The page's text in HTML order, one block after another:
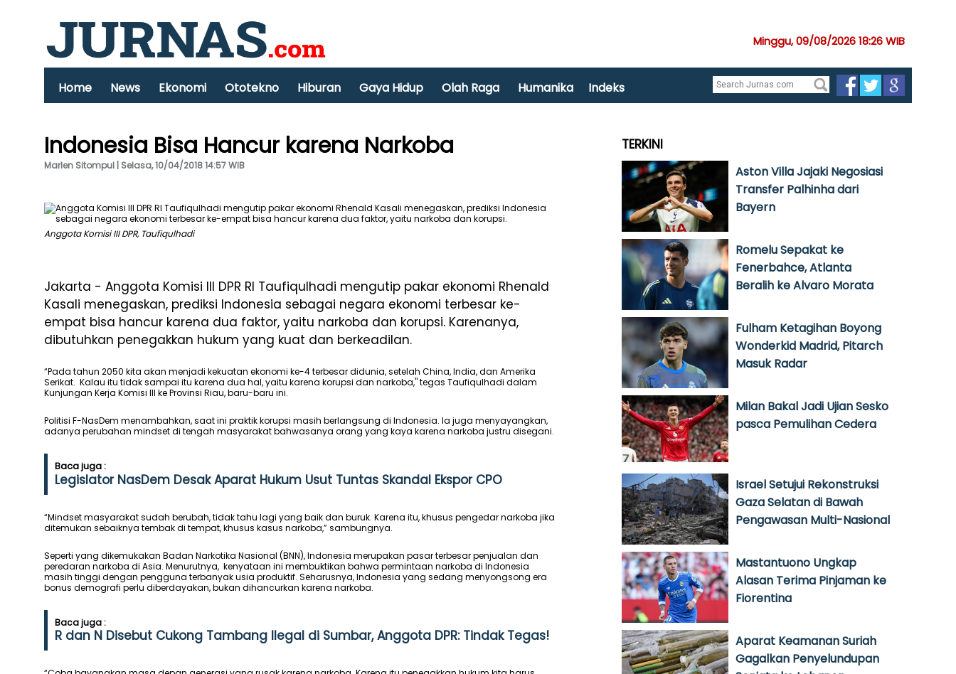
Minggu, 09/08/2026 18:26 WIB
Home News Ekonomi Ototekno Hiburan Gaya Hidup Olah Raga Humanika Indeks
Indonesia Bisa Hancur karena Narkoba
Marlen Sitompul | Selasa, 10/04/2018 14:57 WIB
Anggota Komisi III DPR, Taufiqulhadi
Jakarta - Anggota Komisi III DPR RI Taufiqulhadi mengutip pakar ekonomi Rhenald
Kasali menegaskan, prediksi Indonesia sebagai negara ekonomi terbesar ke-
empat bisa hancur karena dua faktor, yaitu narkoba dan korupsi. Karenanya,
dibutuhkan penegakkan hukum yang kuat dan berkeadilan.
“Pada tahun 2050 kita akan menjadi kekuatan ekonomi ke-4 terbesar didunia, setelah China, India, dan Amerika
Serikat. Kalau itu tidak sampai itu karena dua hal, yaitu karena korupsi dan narkoba," tegas Taufiqulhadi dalam
Kunjungan Kerja Komisi III ke Provinsi Riau, baru-baru ini.
Politisi F-NasDem menambahkan, saat ini praktik korupsi masih berlangsung di Indonesia. Ia juga menyayangkan,
adanya perubahan mindset di tengah masyarakat bahwasanya orang yang kaya karena narkoba justru disegani.
Baca juga :
Legislator NasDem Desak Aparat Hukum Usut Tuntas Skandal Ekspor CPO
“Mindset masyarakat sudah berubah, tidak tahu lagi yang baik dan buruk. Karena itu, khusus pengedar narkoba jika
ditemukan sebaiknya tembak di tempat, khusus kasus narkoba,” sambungnya.
Seperti yang dikemukakan Badan Narkotika Nasional (BNN), Indonesia merupakan pasar terbesar penjualan dan
peredaran narkoba di Asia. Menurutnya, kenyataan ini membuktikan bahwa permintaan narkoba di Indonesia
masih tinggi dengan pengguna terbanyak usia produktif. Seharusnya, Indonesia yang sedang menyongsong era
bonus demografi perlu diberdayakan, bukan dihancurkan karena narkoba.
Baca juga :
R dan N Disebut Cukong Tambang Ilegal di Sumbar, Anggota DPR: Tindak Tegas!
TERKINI
Aston Villa Jajaki Negosiasi
Transfer Palhinha dari
Bayern
Romelu Sepakat ke
Fenerbahce, Atlanta
Beralih ke Alvaro Morata
Fulham Ketagihan Boyong
Wonderkid Madrid, Pitarch
Masuk Radar
Milan Bakal Jadi Ujian Sesko
pasca Pemulihan Cedera
Israel Setujui Rekonstruksi
Gaza Selatan di Bawah
Pengawasan Multi-Nasional
Mastantuono Ungkap
Alasan Terima Pinjaman ke
Fiorentina
Aparat Keamanan Suriah
Gagalkan Penyelundupan